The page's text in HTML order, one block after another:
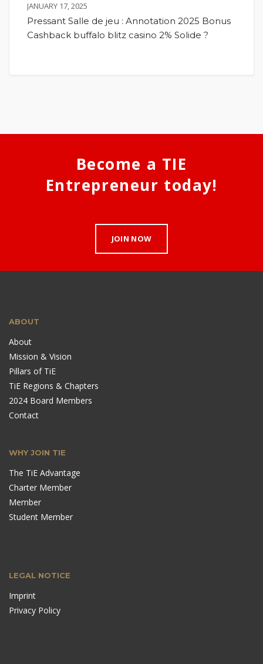
JANUARY 17, 2025
Pressant Salle de jeu : Annotation 2025 Bonus
Cashback buffalo blitz casino 2% Solide ?
Become a TIE
Entrepreneur today!
JOIN NOW
ABOUT
About
Mission & Vision
Pillars of TiE
TiE Regions & Chapters
2024 Board Members
Contact
WHY JOIN TIE
The TiE Advantage
Charter Member
Member
Student Member
LEGAL NOTICE
Imprint
Privacy Policy